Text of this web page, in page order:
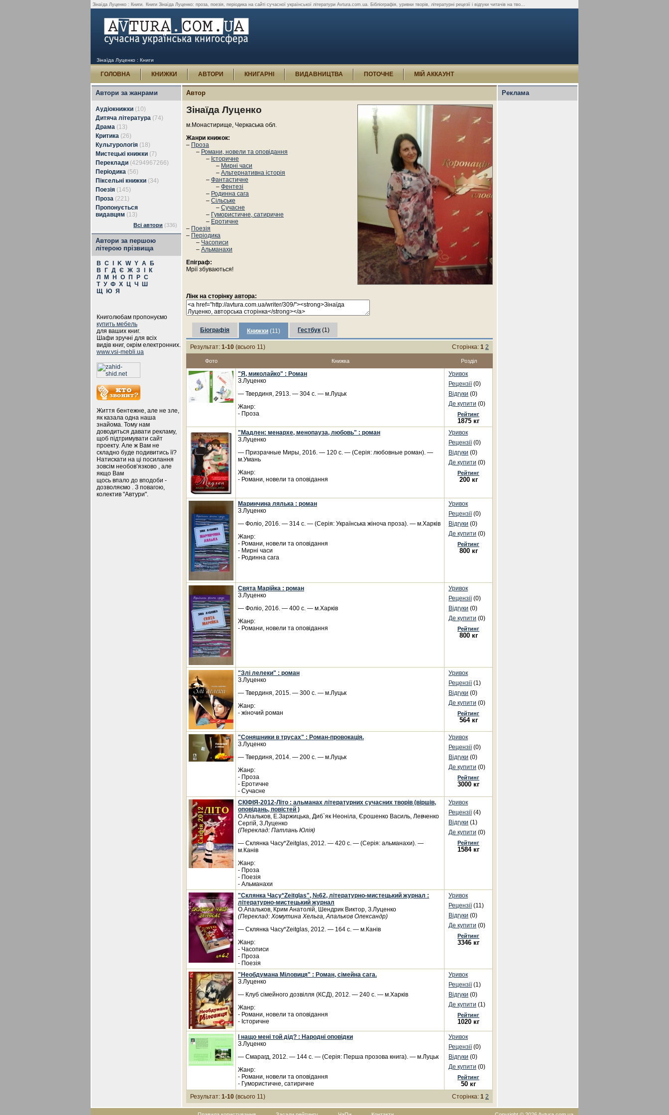
Зінаїда Луценко : Книги. Книги Зінаїда Луценко: проза, поезія, періодика на сайті сучасної української літератури Avtura.com.ua. Бібліографія, уривки творів, літературні рецезії і відгуки читачів на тво...
Зінаїда Луценко : Книги
ГОЛОВНА КНИЖКИ АВТОРИ КНИГАРНІ ВИДАВНИЦТВА ПОТОЧНЕ МІЙ АККАУНТ
Автори за жанрами
Аудіокнижки (10)
Дитяча література (74)
Драма (13)
Критика (26)
Культурологія (18)
Мистецькі книжки (7)
Переклади (4294967266)
Періодика (56)
Піксельні книжки (34)
Поезія (145)
Проза (221)
Пропонується
видавцям (13)
Всі автори (336)
Автори за першою
літерою прізвища
B C K W Y А
Б
В
Г Д Є Ж З
К
Л
М Н О П Р С
Т У Ф Х Ц Ч
Ш
Щ
Ю Я
Книголюбам пропонуємо
купить мебель
для ваших книг.
Шафи зручні для всіх
видів книг, окрім електронних.
www.vsi-mebli.ua
Життя бентежне, але не зле,
як казала одна наша
знайома. Тому нам
доводиться давати рекламу,
щоб підтримувати сайт
проекту. Але ж Вам не
складно буде подивитись її?
Натискати на ці посилання
зовсім необов’язково , але
якщо Вам
щось впало до вподоби -
дозволяємо . З повагою,
колектив "Автури".
Автор
Зінаїда Луценко
м.Монастирище, Черкаська обл.
Жанри книжок:
– Проза
– Романи, новели та оповідання
– Історичне
– Мирні часи
– Альтернативна історія
– Фантастичне
– Фентезі
– Родинна сага
– Сільське
– Сучасне
– Гумористичне, сатиричне
– Еротичне
– Поезія
– Періодика
– Часописи
– Альманахи
Епіграф:
Мрії збуваються!
Лінк на сторінку автора:
Біографія Книжки (11) Гестбук (1)
Результат: 1-10 (всього 11) Сторінка: 1 2
Фото Книжка Розділ
"Я, миколайко" : Роман
З.Луценко
— Твердиня, 2913. — 304 с. — м.Луцьк
Жанр:
- Проза
Уривок
Рецензії(0)
Відгуки (0)
Де купити (0)
Рейтинг
1875 кг
"Мадлен: менархе, менопауза, любовь" : роман
З.Луценко
— Призрачные Миры, 2016. — 120 с. — (Серія: любовные роман). —
м.Умань
Жанр:
- Романи, новели та оповідання
Уривок
Рецензії(0)
Відгуки (0)
Де купити (0)
Рейтинг
200 кг
Маринчина лялька : роман
З.Луценко
— Фоліо, 2016. — 314 с. — (Серія: Українська жіноча проза). — м.Харків
Жанр:
- Романи, новели та оповідання
- Мирні часи
- Родинна сага
Уривок
Рецензії(0)
Відгуки (0)
Де купити (0)
Рейтинг
800 кг
Свята Марійка : роман
З.Луценко
— Фоліо, 2016. — 400 с. — м.Харків
Жанр:
- Романи, новели та оповідання
Уривок
Рецензії(0)
Відгуки (0)
Де купити (0)
Рейтинг
800 кг
"Злі лелеки" : роман
З.Луценко
— Твердиня, 2015. — 300 с. — м.Луцьк
Жанр:
- жіночий роман
Уривок
Рецензії(1)
Відгуки (0)
Де купити (0)
Рейтинг
564 кг
"Соняшники в трусах" : Роман-провокація.
З.Луценко
— Твердиня, 2014. — 200 с. — м.Луцьк
Жанр:
- Проза
- Еротичне
- Сучасне
Уривок
Рецензії(0)
Відгуки (0)
Де купити (0)
Рейтинг
3000 кг
СКІФІЯ-2012-Літо : альманах літературних сучасних творів (віршів,
оповідань, повістей )
О.Апальков, Е.Заржицька, Диб`як Неоніла, Єрошенко Василь, Левченко
Сергій, З.Луценко
(Переклад: Патлань Юлія)
— Склянка Часу*Zeitglas, 2012. — 420 с. — (Серія: альманахи). —
м.Канів
Жанр:
- Проза
- Поезія
- Альманахи
Уривок
Рецензії(4)
Відгуки (1)
Де купити (0)
Рейтинг
1584 кг
"Склянка Часу*Zeitglas", №62, літературно-мистецький журнал :
літературно-мистецький журнал
О.Апальков, Крим Анатолій, Шендрик Виктор, З.Луценко
(Переклад: Хомутина Хельга, Апальков Олександр)
— Склянка Часу*Zeitglas, 2012. — 164 с. — м.Канів
Жанр:
- Часописи
- Проза
- Поезія
Уривок
Рецензії(11)
Відгуки (0)
Де купити (0)
Рейтинг
3346 кг
"Необдумана Міловиця" : Роман, сімейна сага.
З.Луценко
— Клуб сімейного дозвілля (КСД), 2012. — 240 с. — м.Харків
Жанр:
- Романи, новели та оповідання
- Історичне
Уривок
Рецензії(1)
Відгуки (0)
Де купити (1)
Рейтинг
1020 кг
І нащо мені той дід? : Народні оповідки
З.Луценко
— Смарагд, 2012. — 144 с. — (Серія: Перша прозова книга). — м.Луцьк
Жанр:
- Романи, новели та оповідання
- Гумористичне, сатиричне
Уривок
Рецензії(0)
Відгуки (0)
Де купити (0)
Рейтинг
50 кг
Результат: 1-10 (всього 11) Сторінка: 1 2
Реклама